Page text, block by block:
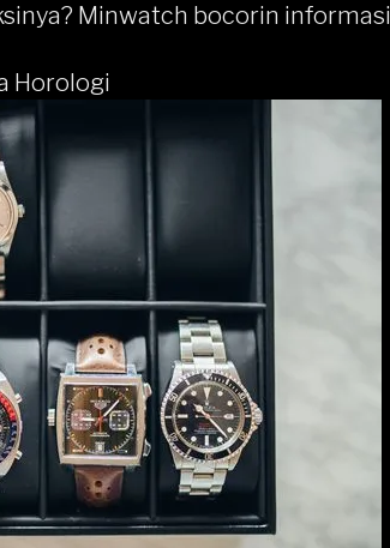
Minwatch bocorin
Horologi